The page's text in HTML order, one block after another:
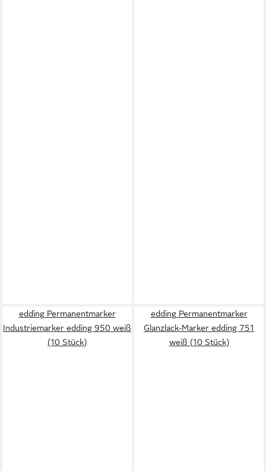
edding Permanentmarker
Industriemarker edding 950 weiß
(10 Stück)
edding Permanentmarker
Glanzlack-Marker edding 751
weiß (10 Stück)